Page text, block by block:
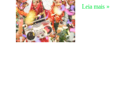
Leia mais »